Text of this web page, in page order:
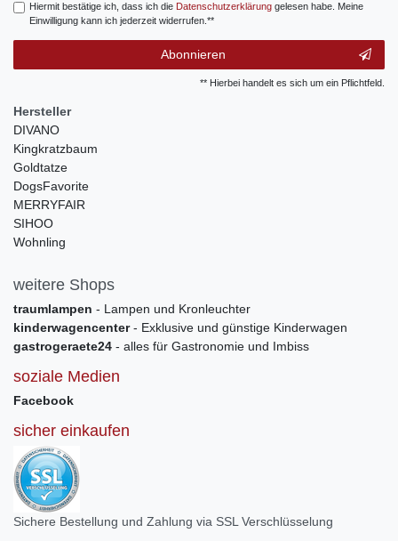
Hiermit bestätige ich, dass ich die Daten­schutz­erklärunggelesen habe. Meine
Einwilligung kann ich jederzeit widerrufen.**
Abonnieren
** Hierbei handelt es sich um ein Pflichtfeld.
Hersteller
DIVANO
Kingkratzbaum
Goldtatze
DogsFavorite
MERRYFAIR
SIHOO
Wohnling
weitere Shops
traumlampen - Lampen und Kronleuchter
kinderwagencenter- Exklusive und günstige Kinderwagen
gastrogeraete24 - alles für Gastronomie und Imbiss
soziale Medien
Facebook
sicher einkaufen
Sichere Bestellung und Zahlung via SSL Verschlüsselung